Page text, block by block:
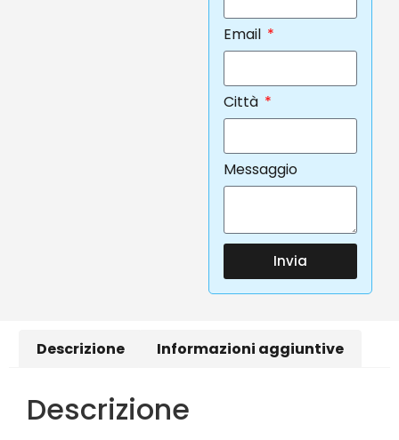
Email
Città
Messaggio
Invia
Descrizione Informazioni aggiuntive
Descrizione